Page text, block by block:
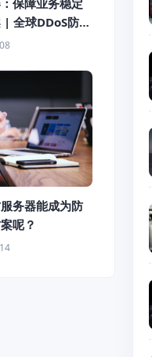
保障业务稳定
全球DDoS防护
务器能成为防
呢？